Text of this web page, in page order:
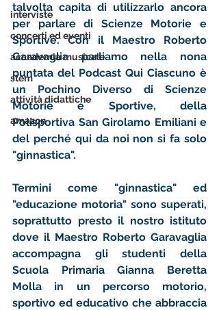
interviste
concerti ed eventi
accademia musicale
stem
attività didattiche
amazon
talvolta capita di utilizzarlo ancora
per parlare di Scienze Motorie e
Sportive. Con il Maestro Roberto
Garavaglia parliamo nella nona
puntata del Podcast Qui Ciascuno è
un Pochino Diverso di Scienze
Motorie e Sportive, della
Polisportiva San Girolamo Emiliani e
del perché qui da noi non si fa solo
"ginnastica".
Termini come "ginnastica" ed
"educazione motoria" sono superati,
soprattutto presto il nostro istituto
dove il Maestro Roberto Garavaglia
accompagna gli studenti della
Scuola Primaria Gianna Beretta
Molla in un percorso motorio,
sportivo ed educativo che abbraccia